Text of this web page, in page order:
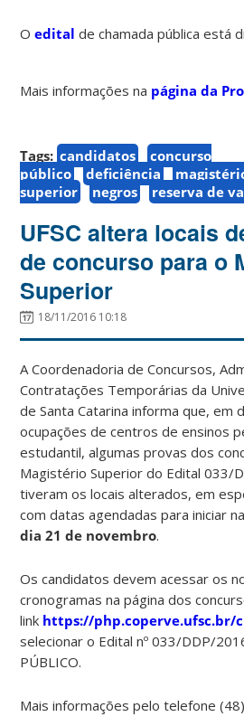
Oedital de chamada pública está
Mais informações na página da
Tags: candidatos
concurso
público
deficiência
superior
negros reserva de
UFSC altera locais
de concurso para o
Superior
18/11/2016 10:18
A Coordenadoria de Concursos,
Contratações Temporárias da
de Santa Catarina informa que, em
ocupações de centros de ensinos
estudantil, algumas provas dos
Magistério Superior do Edital 033/
tiveram os locais alterados, em
com datas agendadas para iniciar
dia 21 de novembro.
Os candidatos devem acessar os
cronogramas na página dos
link https://php.coperve.ufsc.br/
selecionar o Edital nº 033/DDP/
PÚBLICO.
Mais informações pelo telefone